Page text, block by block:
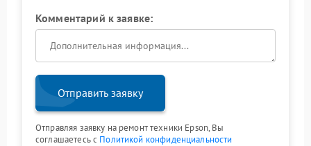
Комментарий к заявке:
Отправить заявку
Отправляя заявку на ремонт техники Epson, Вы
соглашаетесь с Политикой конфиденциальности